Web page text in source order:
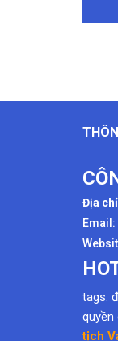
Địa chỉ:
tags:
quyền
tịch
XANH